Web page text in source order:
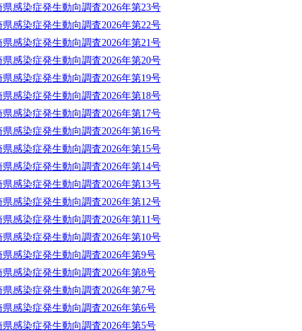
県感染症発生動向調査2026年第23号
県感染症発生動向調査2026年第22号
県感染症発生動向調査2026年第21号
県感染症発生動向調査2026年第20号
県感染症発生動向調査2026年第19号
県感染症発生動向調査2026年第18号
県感染症発生動向調査2026年第17号
県感染症発生動向調査2026年第16号
県感染症発生動向調査2026年第15号
県感染症発生動向調査2026年第14号
県感染症発生動向調査2026年第13号
県感染症発生動向調査2026年第12号
県感染症発生動向調査2026年第11号
県感染症発生動向調査2026年第10号
県感染症発生動向調査2026年第9号
県感染症発生動向調査2026年第8号
県感染症発生動向調査2026年第7号
県感染症発生動向調査2026年第6号
県感染症発生動向調査2026年第5号